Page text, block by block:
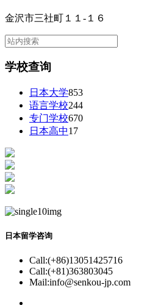
金沢市三社町１１‐１６
学校查询
日本大学853
语言学校244
专门学校670
日本高中17
日本留学咨询
Call:(+86)13051425716
Call:(+81)363803045
Mail:info@senkou-jp.com